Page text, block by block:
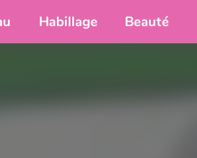
Habillage Beauté